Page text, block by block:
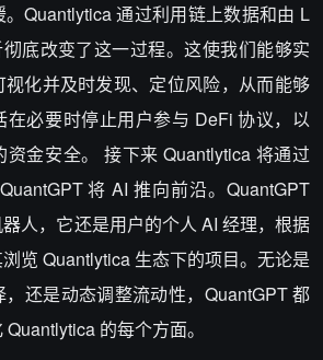
Quantlytica 通过利用链上数据和由 L
底改变了这一过程。这使我们能够实
化并及时发现、定位风险，从而能够
在必要时停止用户参与 DeFi 协议，以
金安全。 接下来 Quantlytica 将通过
将 AI 推向前沿。QuantGPT
人，它还是用户的个人 AI 经理，根据
览 Quantlytica 生态下的项目。无论是
还是动态调整流动性，QuantGPT 都
的每个方面。